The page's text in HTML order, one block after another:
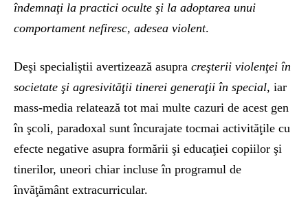
îndemnaţi la practici oculte şi la adoptarea unui
comportament nefiresc, adesea violent.
Deşi specialiştii avertizează asupra creşterii violenţei în
societate şi agresivităţii tinerei generaţii în special, iar
mass-media relatează tot mai multe cazuri de acest gen
în şcoli, paradoxal sunt încurajate tocmai activităţile cu
efecte negative asupra formării şi educaţiei copiilor şi
tinerilor, uneori chiar incluse în programul de
învăţământ extracurricular.